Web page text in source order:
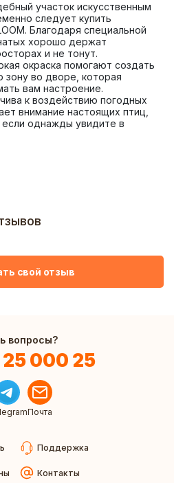
участок искусственным
следует купить
Благодаря специальной
хорошо держат
и не тонут.
окраска помогают создать
во дворе, которая
вам настроение.
к воздействию погодных
внимание настоящих птиц,
однажды увидите в
свой отзыв
вопросы?
000 25
Почта
Поддержка
Контакты